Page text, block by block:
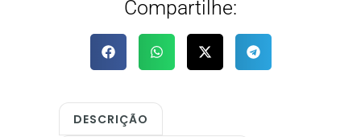
Compartilhe:
DESCRIÇÃO